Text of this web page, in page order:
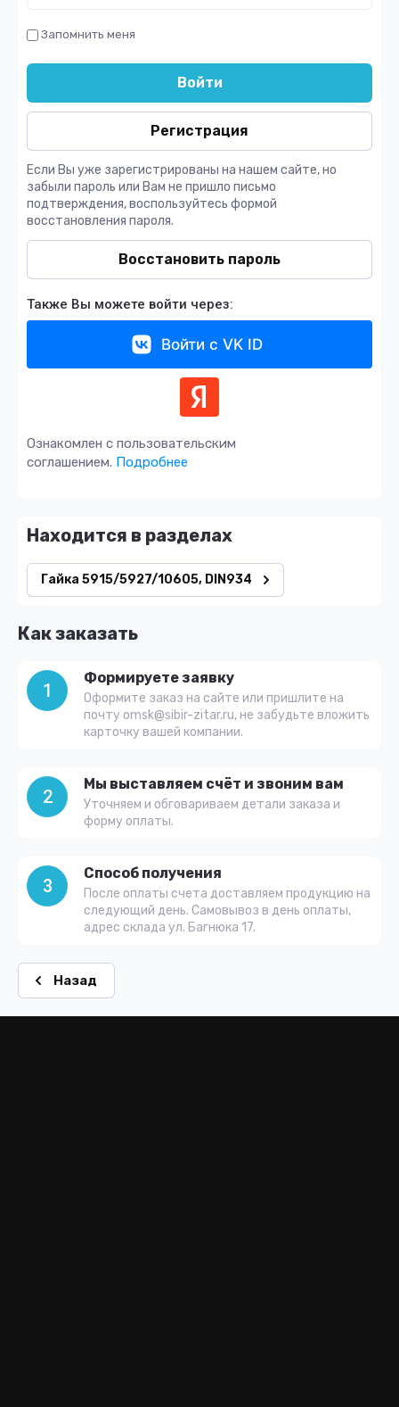
Запомнить меня
Войти
Регистрация
Если Вы уже зарегистрированы на нашем сайте, но
забыли пароль или Вам не пришло письмо
подтверждения, воспользуйтесь формой
восстановления пароля.
Восстановить пароль
Также Вы можете войти через:
Войти с VK ID
Ознакомлен с пользовательским
соглашением. Подробнее
Находится в разделах
Гайка 5915/5927/10605, DIN934
Как заказать
1
Формируете заявку
Оформите заказ на сайте или пришлите на
почту omsk@sibir-zitar.ru, не забудьте вложить
карточку вашей компании.
2
Мы выставляем счёт и звоним вам
Уточняем и обговариваем детали заказа и
форму оплаты.
3
Способ получения
После оплаты счета доставляем продукцию на
следующий день. Самовывоз в день оплаты,
адрес склада ул. Багнюка 17.
Назад